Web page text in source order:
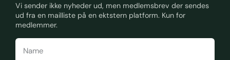
Vi sender ikke nyheder ud, men medlemsbrev der sendes
ud fra en mailliste på en ektstern platform. Kun for
medlemmer.